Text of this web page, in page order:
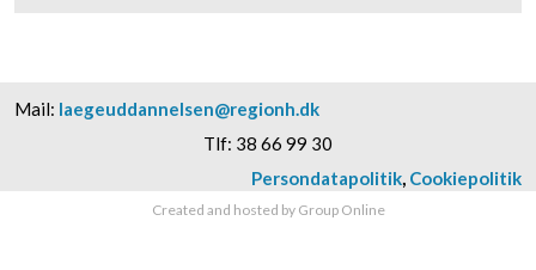
Mail: laegeuddannelsen@regionh.dk
Tlf: 38 66 99 30​
Persondatapolitik​, Cookiepolitik​
Created and hosted by Group Online